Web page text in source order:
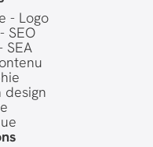
- Logo
SEO
SEA
design